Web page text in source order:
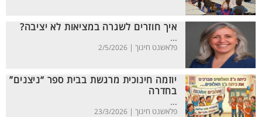
איך חוזרים לשגרה במציאות לא יציבה?
...
פלאשנט חינוך | 2/5/2026
יוזמה חינוכית מרגשת בבית ספר “ניצנים”
בחדרה
...
פלאשנט חינוך | 23/3/2026